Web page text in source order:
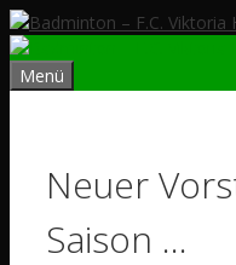
Zum
Inhalt
springen
Menü
Neuer
Saison …